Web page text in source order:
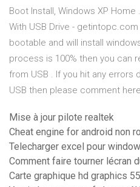
Boot Install, Windows XP
With USB Drive -
bootable and will install
process is 100% then you can
from USB . If you hit any errors
USB then please comment
Mise à jour pilote realtek
Cheat engine for android non
Telecharger excel pour
Comment faire tourner lécran
Carte graphique hd graphics